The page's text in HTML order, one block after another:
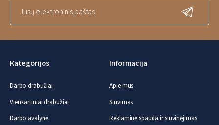
Kategorijos
Darbo drabužiai
Vienkartiniai drabužiai
Darbo avalynė
Informacija
Apie mus
Siuvimas
Reklaminė spauda ir siuvinėjimas